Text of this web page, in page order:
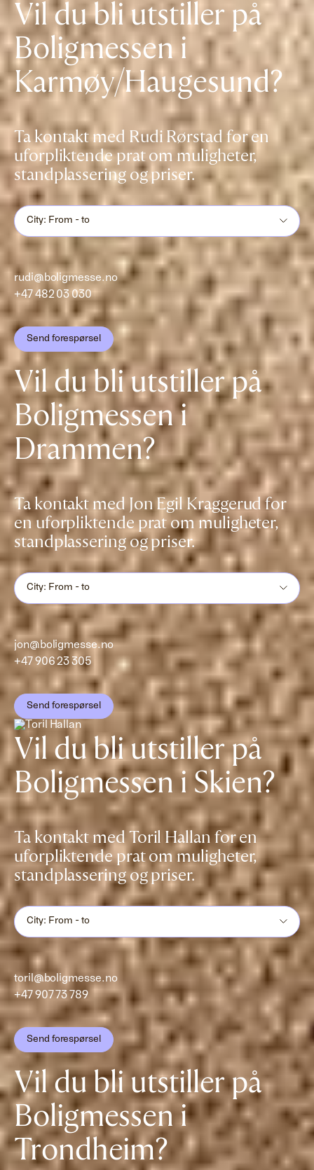
Vil du bli utstiller på
Boligmessen i
Karmøy/Haugesund?
Ta kontakt med Rudi Rørstad for en
uforpliktende prat om muligheter,
standplassering og priser.
City: From - to
rudi@boligmesse.no
+47 482 03 030
Send forespørsel
Vil du bli utstiller på
Boligmessen i
Drammen?
Ta kontakt med Jon Egil Kraggerud for
en uforpliktende prat om muligheter,
standplassering og priser.
City: From - to
jon@boligmesse.no
+47 906 23 305
Send forespørsel
Vil du bli utstiller på
Boligmessen i Skien?
Ta kontakt med Toril Hallan for en
uforpliktende prat om muligheter,
standplassering og priser.
City: From - to
toril@boligmesse.no
+47 907 73 789
Send forespørsel
Vil du bli utstiller på
Boligmessen i
Trondheim?